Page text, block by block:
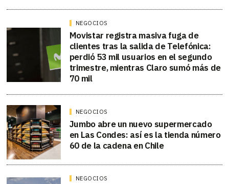
NEGOCIOS
Movistar registra masiva fuga de
clientes tras la salida de Telefónica:
perdió 53 mil usuarios en el segundo
trimestre, mientras Claro sumó más de
70 mil
NEGOCIOS
Jumbo abre un nuevo supermercado
en Las Condes: así es la tienda número
60 de la cadena en Chile
NEGOCIOS